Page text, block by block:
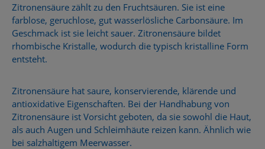
Zitronensäure zählt zu den Fruchtsäuren. Sie ist eine
farblose, geruchlose, gut wasserlösliche Carbonsäure. Im
Geschmack ist sie leicht sauer. Zitronensäure bildet
rhombische Kristalle, wodurch die typisch kristalline Form
entsteht.
Zitronensäure hat saure, konservierende, klärende und
antioxidative Eigenschaften. Bei der Handhabung von
Zitronensäure ist Vorsicht geboten, da sie sowohl die Haut,
als auch Augen und Schleimhäute reizen kann. Ähnlich wie
bei salzhaltigem Meerwasser.